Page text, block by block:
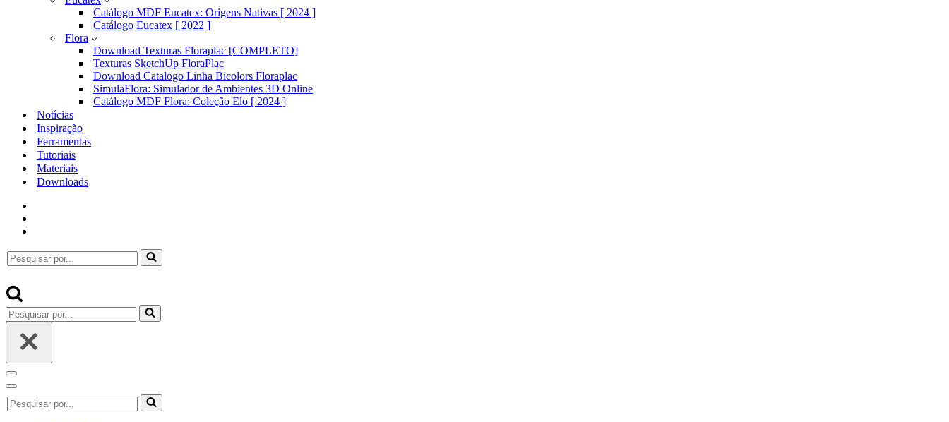
Catálogo MDF Eucatex: Origens Nativas [ 2024 ]
Catálogo Eucatex [ 2022 ]
Flora
Download Texturas Floraplac [COMPLETO]
Texturas SketchUp FloraPlac
Download Catalogo Linha Bicolors Floraplac
SimulaFlora: Simulador de Ambientes 3D Online
Catálogo MDF Flora: Coleção Elo [ 2024 ]
Notícias
Inspiração
Ferramentas
Tutoriais
Materiais
Downloads
Pesquisar
por...
Pesquisar
por...
Menu
de
navegação
Menu
de
navegação
Pesquisar
por...